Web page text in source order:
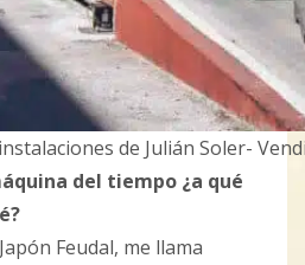
de Julián Soler-
del tiempo ¿a qué
Feudal, me llama